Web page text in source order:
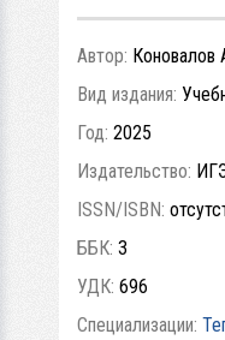
Автор: Коновалов
Вид издания:
Год: 2025
Издательство:
ISSN/ISBN:
ББК: 3
УДК: 696
Специализации: